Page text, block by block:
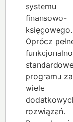
systemu
finansowo-
księgowego.
Oprócz
programu
wiele
rozwiązań.